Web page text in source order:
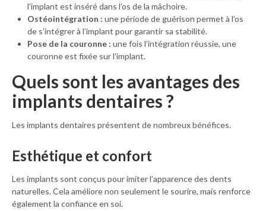
l’implant est inséré dans l’os de la mâchoire.
Ostéointégration : une période de guérison permet à l’os
de s’intégrer à l’implant pour garantir sa stabilité.
Pose de la couronne : une fois l’intégration réussie, une
couronne est fixée sur l’implant.
Quels sont les avantages des
implants dentaires ?
Les implants dentaires présentent de nombreux bénéfices.
Esthétique et confort
Les implants sont conçus pour imiter l’apparence des dents
naturelles. Cela améliore non seulement le sourire, mais renforce
également la confiance en soi.